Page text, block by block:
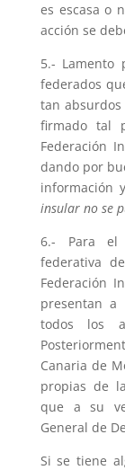
es escasa o
acción se
5.- Lamento
federados
tan
firmado tal
Federación
dando por
información
insular no se
6.- Para el
federativa
Federación
presentan a
todos los
Canaria de
propias de
que a su
General de
Si se tiene